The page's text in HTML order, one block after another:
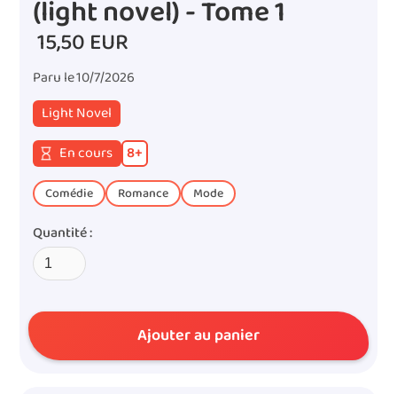
(light novel) - Tome 1
15,50 EUR
Paru le10/7/2026
Light Novel
En cours
8+
Comédie Romance Mode
Quantité :